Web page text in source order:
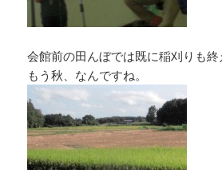
会館前の田んぼでは既に稲刈りも終
もう秋、なんですね。